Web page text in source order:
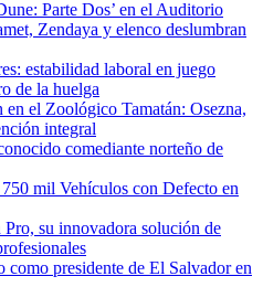
Parte Dos’ en el Auditorio
Zendaya y elenco deslumbran
estabilidad laboral en juego
de la huelga
en el Zoológico Tamatán: Osezna,
integral
comediante norteño de
mil Vehículos con Defecto en
su innovadora solución de
presidente de El Salvador en